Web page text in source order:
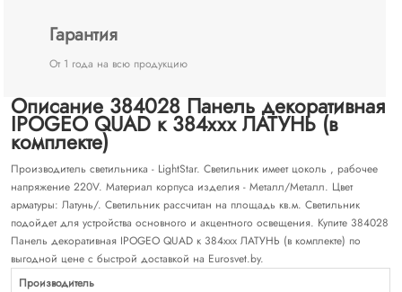
Гарантия
От 1 года на всю продукцию
Описание 384028 Панель декоративная
IPOGEO QUAD к 384ххх ЛАТУНЬ (в
комплекте)
Производитель светильника - LightStar. Светильник имеет цоколь , рабочее
напряжение 220V. Материал корпуса изделия - Металл/Металл. Цвет
арматуры: Латунь/. Светильник рассчитан на площадь кв.м. Светильник
подойдет для устройства основного и акцентного освещения. Купите 384028
Панель декоративная IPOGEO QUAD к 384ххх ЛАТУНЬ (в комплекте) по
выгодной цене с быстрой доставкой на Eurosvet.by.
Производитель